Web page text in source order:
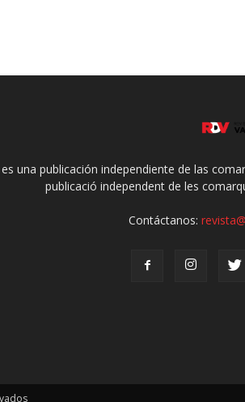
una publicación independiente de las
publicació independent de les
Contáctanos: